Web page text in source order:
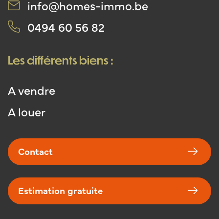
info@homes-immo.be
0494 60 56 82
Les différents biens :
A vendre
A louer
Contact
Estimation gratuite